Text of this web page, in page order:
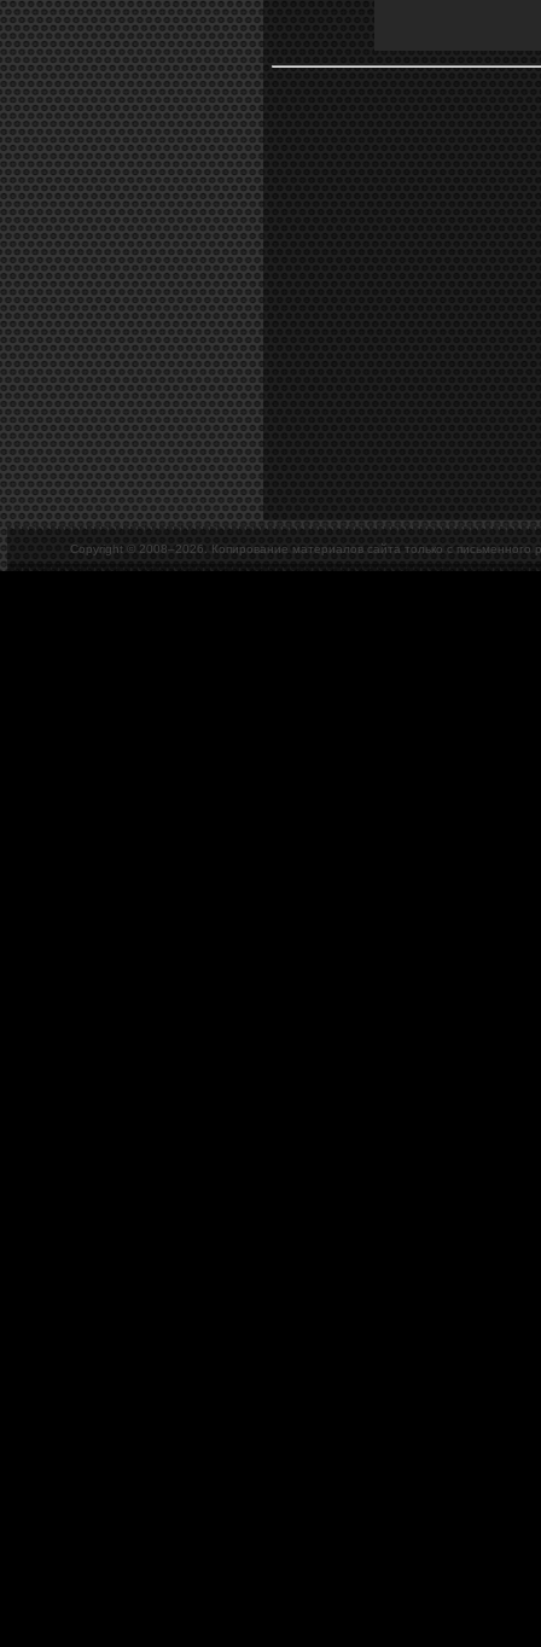
Copyright © 2008–2026. Копирование материалов сайта только с